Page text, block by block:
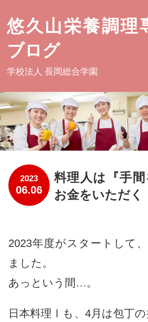
悠久山栄養調理
ブログ
学校法人 長岡総合学園
2023
06.06
料理人は『手間
お金をいただく
2023年度がスタートして
ました。
あっという間…。
日本料理Ⅰも、4月は包丁